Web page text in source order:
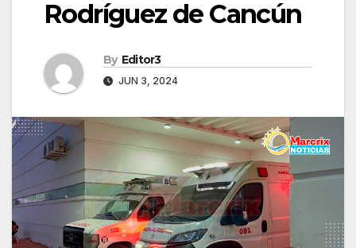
Rodríguez de Cancún
By Editor3
JUN 3, 2024